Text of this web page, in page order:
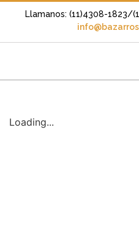
Llamanos: (11)4308-1823/
Loading...